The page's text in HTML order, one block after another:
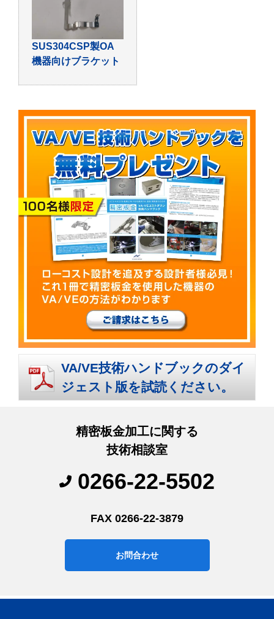
SUS304CSP製OA
機器向けブラケット
VA/VE技術ハンドブックのダイ
ジェスト版を試読ください。
精密板金加工に関する
技術相談室
0266-22-5502
FAX 0266-22-3879
お問合わせ